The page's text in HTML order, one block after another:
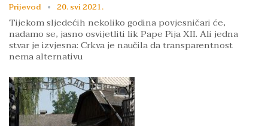
Prijevod 20. svi 2021.
Tijekom sljedećih nekoliko godina povjesničari će,
nadamo se, jasno osvijetliti lik Pape Pija XII. Ali jedna
stvar je izvjesna: Crkva je naučila da transparentnost
nema alternativu